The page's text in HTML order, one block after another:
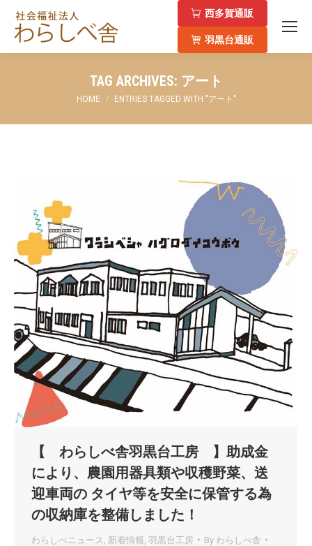
西多賀通販
羽黒台通販
TAG ARCHIVES: アート
You are here:
HOME ENTRIES TAGGED WITH "アート"
【 わらしべ舎羽黒台工房 】助成金
により、農園用器具類や収穫野菜、送
迎車両の タイヤ等を安全に保管する為
の収納庫を整備しました！
わらしべニュース 新着情報 羽黒台工房 By わらしべ舎